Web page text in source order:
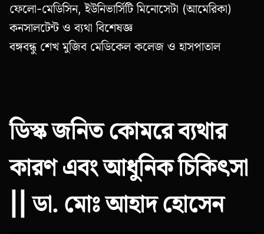
ফেলো-মেডিসিন, ইউনিভার্সিটি মিনোসেটা (আমেরিকা)
কনসালটেন্ট ও ব্যথা বিশেষজ্ঞ
বঙ্গবন্ধু শেখ মুজিব মেডিকেল কলেজ ও হাসপাতাল
ডিস্ক জনিত কোমরে ব্যথার
কারণ এবং আধুনিক চিকিৎসা
|| ডা. মোঃ আহাদ হোসেন